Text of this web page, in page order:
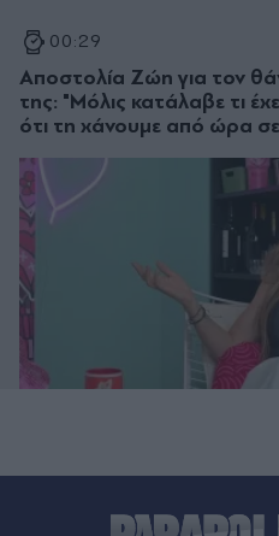
00:29
Αποστολία Ζώη για τον
της: "Μόλις κατάλαβε τι
ότι τη χάνουμε από ώρα
00:20
Άλιμος: Υπό έλεγχο η